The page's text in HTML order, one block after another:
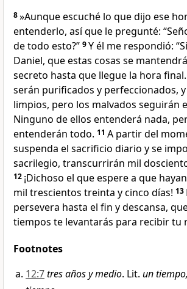
8»Aunque escuché lo que dijo ese
entenderlo, así que le pregunté:
de todo esto?” 9Y él me respondió:
Daniel, que estas cosas se
secreto hasta que llegue la hora final.
serán purificados y perfeccionados,
limpios, pero los malvados seguirán
Ninguno de ellos entenderá nada,
entenderán todo. 11 A partir del
suspenda el sacrificio diario y se
sacrilegio, transcurrirán mil
12 ¡Dichoso el que espere a que
mil trescientos treinta y cinco días! 13
persevera hasta el fin y descansa,
tiempos te levantarás para recibir tu
Footnotes
12:7tres años y medio. Lit. un